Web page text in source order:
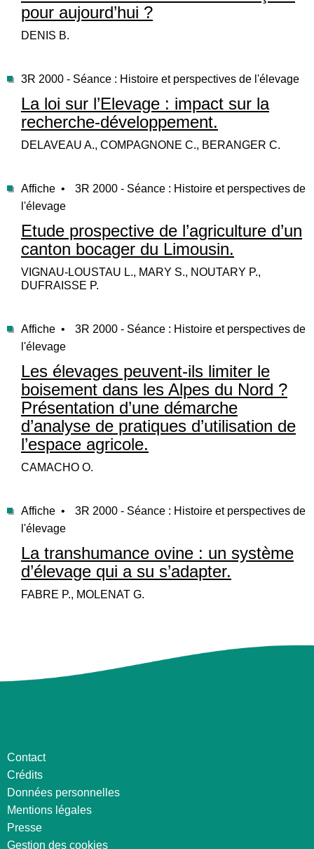
pour aujourd’hui ?
DENIS B.
3R 2000 - Séance : Histoire et perspectives de l'élevage
La loi sur l’Elevage : impact sur la
recherche-développement.
DELAVEAU A., COMPAGNONE C., BERANGER C.
Affiche •
3R 2000 - Séance : Histoire et perspectives de
l'élevage
Etude prospective de l’agriculture d’un
canton bocager du Limousin.
VIGNAU-LOUSTAU L., MARY S., NOUTARY P.,
DUFRAISSE P.
Affiche •
3R 2000 - Séance : Histoire et perspectives de
l'élevage
Les élevages peuvent-ils limiter le
boisement dans les Alpes du Nord ?
Présentation d’une démarche
d’analyse de pratiques d’utilisation de
l’espace agricole.
CAMACHO O.
Affiche •
3R 2000 - Séance : Histoire et perspectives de
l'élevage
La transhumance ovine : un système
d’élevage qui a su s’adapter.
FABRE P., MOLENAT G.
Contact
Crédits
Données personnelles
Mentions légales
Presse
Gestion des cookies